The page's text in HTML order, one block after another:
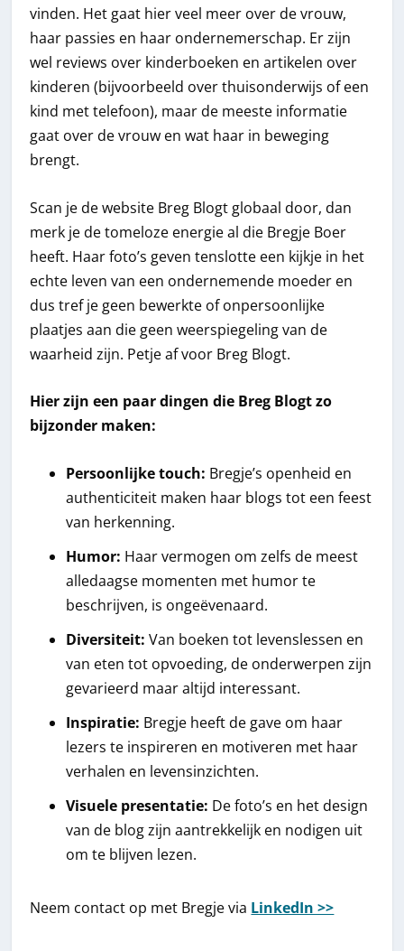
vinden. Het gaat hier veel meer over de vrouw,
haar passies en haar ondernemerschap. Er zijn
wel reviews over kinderboeken en artikelen over
kinderen (bijvoorbeeld over thuisonderwijs of een
kind met telefoon), maar de meeste informatie
gaat over de vrouw en wat haar in beweging
brengt.
Scan je de website Breg Blogt globaal door, dan
merk je de tomeloze energie al die Bregje Boer
heeft. Haar foto’s geven tenslotte een kijkje in het
echte leven van een ondernemende moeder en
dus tref je geen bewerkte of onpersoonlijke
plaatjes aan die geen weerspiegeling van de
waarheid zijn. Petje af voor Breg Blogt.
Hier zijn een paar dingen die Breg Blogt zo
bijzonder maken:
Persoonlijke touch: Bregje’s openheid en
authenticiteit maken haar blogs tot een feest
van herkenning.
Humor: Haar vermogen om zelfs de meest
alledaagse momenten met humor te
beschrijven, is ongeëvenaard.
Diversiteit: Van boeken tot levenslessen en
van eten tot opvoeding, de onderwerpen zijn
gevarieerd maar altijd interessant.
Inspiratie: Bregje heeft de gave om haar
lezers te inspireren en motiveren met haar
verhalen en levensinzichten.
Visuele presentatie: De foto’s en het design
van de blog zijn aantrekkelijk en nodigen uit
om te blijven lezen.
Neem contact op met Bregje via LinkedIn >>